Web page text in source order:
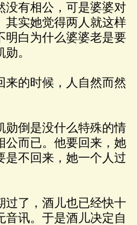
没有相公，可是婆婆对
其实她觉得两人就这样
明白为什么婆婆老是要
。
来的时候，人自然而然
勋倒是没什么特殊的情
公而已。他要回来，她
是不回来，她一个人过
过了，酒儿也已经快十
音讯。于是酒儿决定自